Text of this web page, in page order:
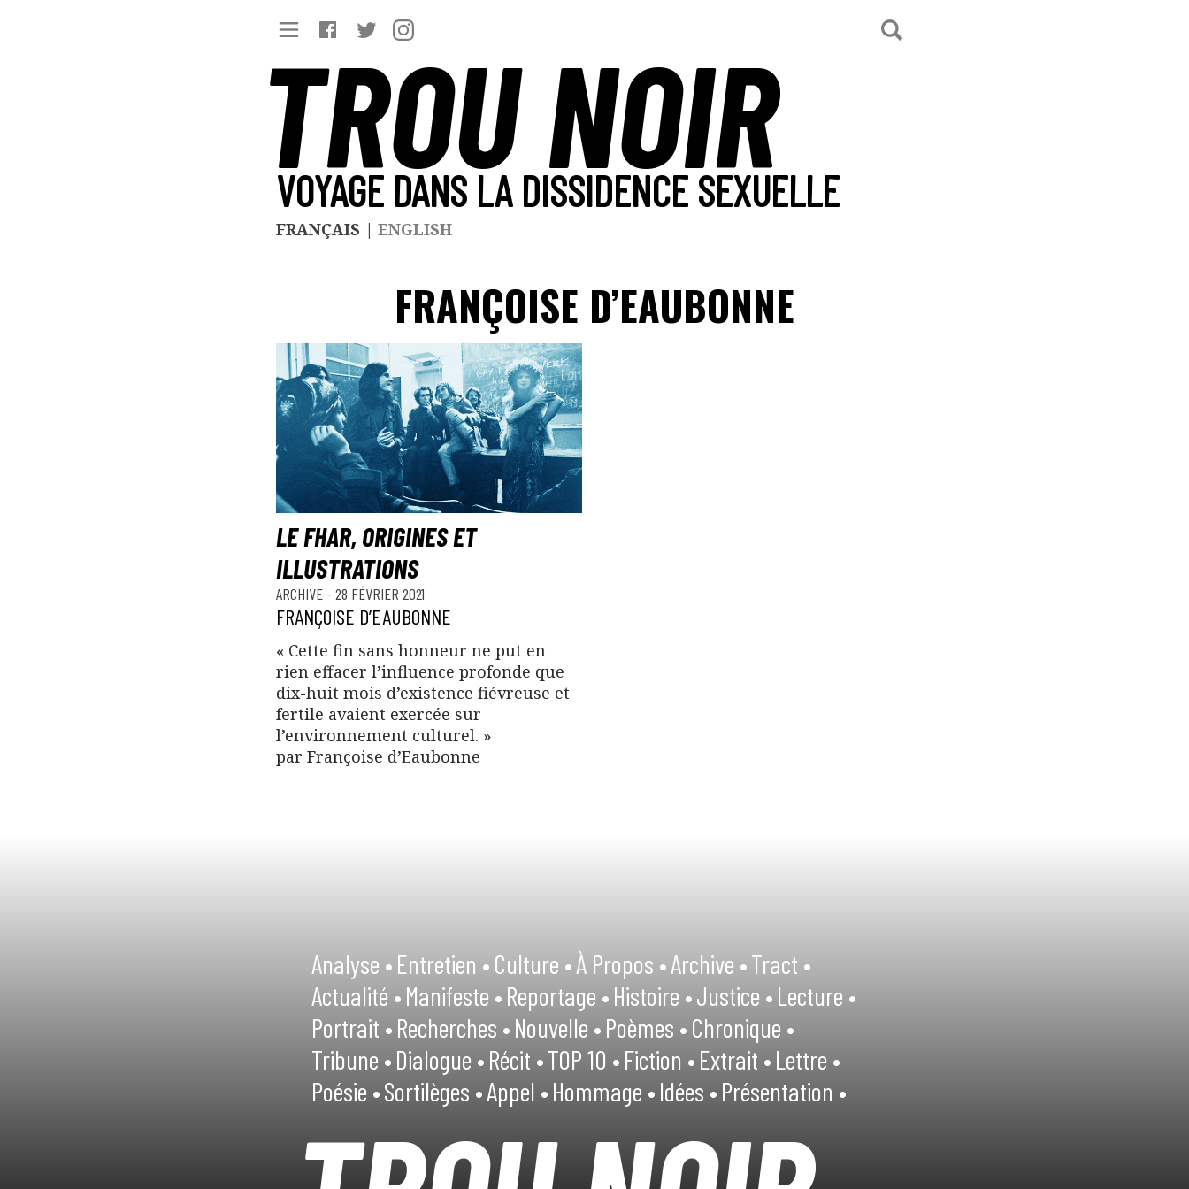
TROU NOIR
VOYAGE DANS LA DISSIDENCE SEXUELLE
FRANÇAIS | ENGLISH
FRANÇOISE D’EAUBONNE
LE FHAR, ORIGINES ET
ILLUSTRATIONS
ARCHIVE - 28 FÉVRIER 2021
FRANÇOISE D’EAUBONNE
« Cette fin sans honneur ne put en
rien effacer l’influence profonde que
dix-huit mois d’existence fiévreuse et
fertile avaient exercée sur
l’environnement culturel. »
par Françoise d’Eaubonne
Analyse •Entretien •Culture •À Propos •Archive •Tract •
Actualité •Manifeste •Reportage •Histoire •Justice •Lecture •
Portrait •Recherches •Nouvelle •Poèmes •Chronique •
Tribune •Dialogue •Récit •TOP 10 •Fiction •Extrait •Lettre •
Poésie •Sortilèges •Appel •Hommage •Idées •Présentation •